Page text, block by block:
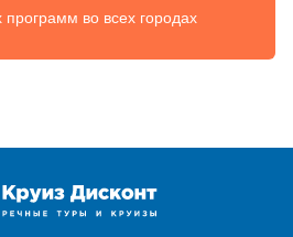
программ во всех городах